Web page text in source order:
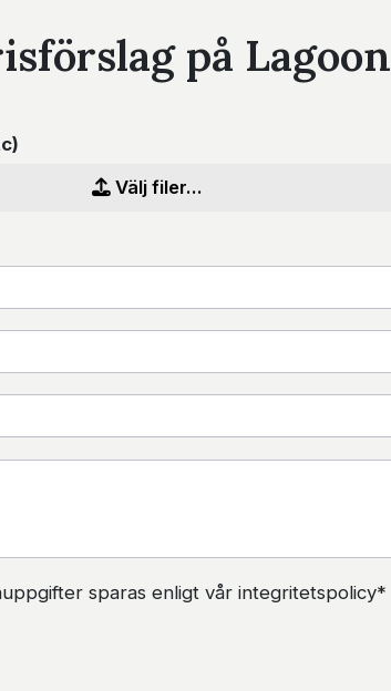
på Lagoon
Välj filer...
sparas enligt vår integritetspolicy*